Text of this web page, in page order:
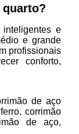
e
e grande
profissionais
conforto,
de aço
corrimão
de aço,